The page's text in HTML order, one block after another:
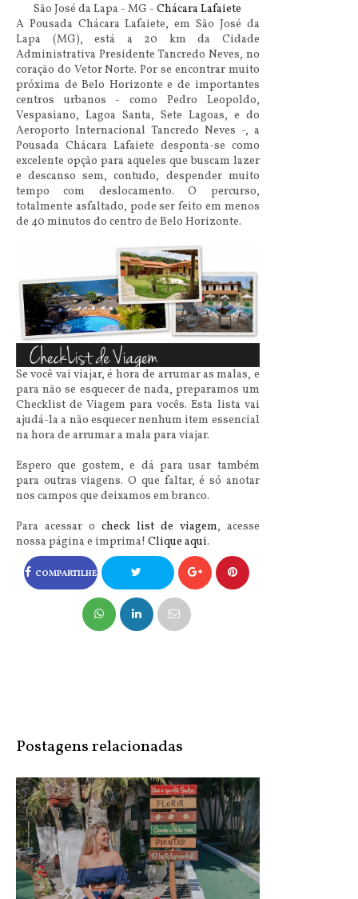
São José da Lapa - MG -Chácara Lafaiete
A Pousada Chácara Lafaiete, em São José da
Lapa (MG), está a 20 km da Cidade
Administrativa Presidente Tancredo Neves, no
coração do Vetor Norte. Por se encontrar muito
próxima de Belo Horizonte e de importantes
centros urbanos - como Pedro Leopoldo,
Vespasiano, Lagoa Santa, Sete Lagoas, e do
Aeroporto Internacional Tancredo Neves -, a
Pousada Chácara Lafaiete desponta-se como
excelente opção para aqueles que buscam lazer
e descanso sem, contudo, despender muito
tempo com deslocamento. O percurso,
totalmente asfaltado, pode ser feito em menos
de 40 minutos do centro de Belo Horizonte.
Se você vai viajar, é hora de arrumar as malas, e
para não se esquecer de nada, preparamos um
Checklist de Viagem para vocês. Esta lista vai
ajudá-la a não esquecer nenhum item essencial
na hora de arrumar a mala para viajar.
Espero que gostem, e dá para usar também
para outras viagens. O que faltar, é só anotar
nos campos que deixamos em branco.
Para acessar o check list de viagem, acesse
nossa página e imprima! Clique aqui.
COMPARTILHE
NO FACEBOOK COMPARTILHE
Postagens relacionadas